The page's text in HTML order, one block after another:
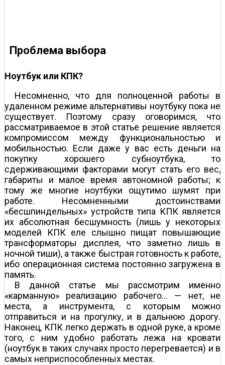
Проблема выбора
Ноутбук или КПК?
Несомненно, что для полноценной работы в
удаленном режиме альтернативы ноутбуку пока не
существует. Поэтому сразу оговоримся, что
рассматриваемое в этой статье решение является
компромиссом между функциональностью и
мобильностью. Если даже у вас есть деньги на
покупку хорошего субноутбука, то
сдерживающими факторами могут стать его вес,
габариты и малое время автономной работы; к
тому же многие ноутбуки ощутимо шумят при
работе. Несомненными достоинствами
«бесшпиндельных» устройств типа КПК является
их абсолютная бесшумность (лишь у некоторых
моделей КПК еле слышно пищат повышающие
трансформаторы дисплея, что заметно лишь в
ночной тиши), а также быстрая готовность к работе,
ибо операционная система постоянно загружена в
память.
В данной статье мы рассмотрим именно
«карманную» реализацию рабочего... — нет, не
места, а инструмента, с которым можно
отправиться и на прогулку, и в дальнюю дорогу.
Наконец, КПК легко держать в одной руке, а кроме
того, с ним удобно работать лежа на кровати
(ноутбук в таких случаях просто перегревается) и в
самых неприспособленных местах.